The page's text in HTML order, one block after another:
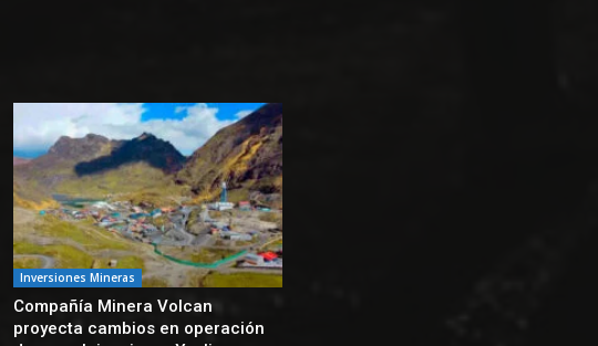
Inversiones Mineras
Compañía Minera Volcan
proyecta cambios en operación